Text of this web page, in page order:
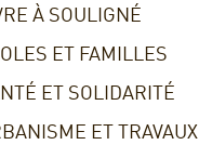
À SOULIGNÉ
ET FAMILLES
ET SOLIDARITÉ
ET TRAVAUX